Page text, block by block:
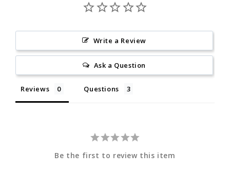
Write a Review
Ask a Question
Reviews Questions
Be the first to review this item